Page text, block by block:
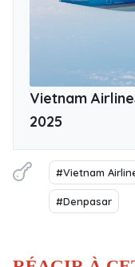
Vietnam
2025
#Vietnam
#Denpasar